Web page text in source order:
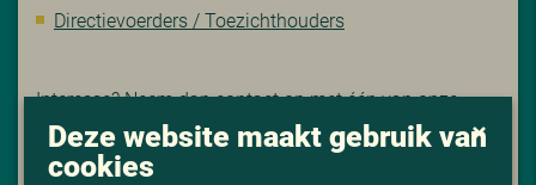
Directievoerders / Toezichthouders
Interesse? Neem dan contact op met één van onze
Adviseurs, dit kan via de e-mail op
info@visdetachering.nl
Deze website maakt gebruik van
cookies